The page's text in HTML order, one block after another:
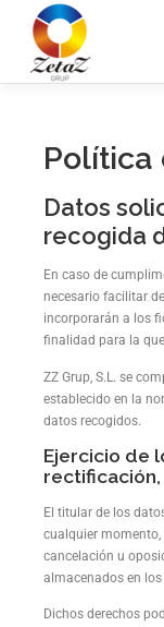
Política
Datos
recogida
En caso de
necesario facilitar
incorporarán a los
finalidad para la
ZZ Grup, S.L. se
establecido en la
datos recogidos.
Ejercicio de
El titular de los
cualquier momento,
cancelación u
almacenados en los
Dichos derechos